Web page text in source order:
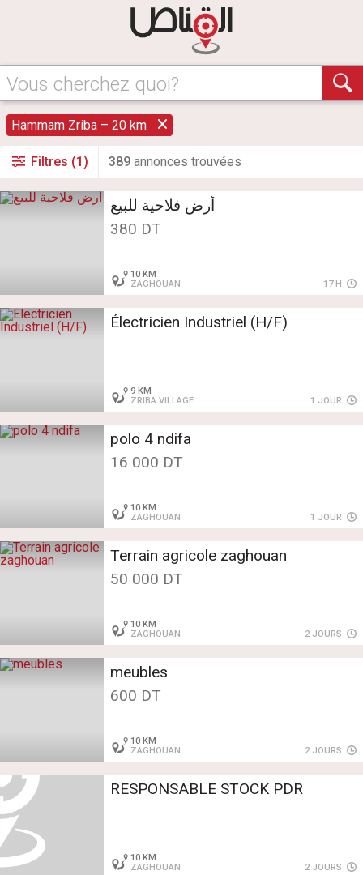
Vous cherchez quoi?
Hammam Zriba – 20 km
Filtres (1) 389 annonces trouvées
أرض فلاحية للبيع
380 DT
10 KM
ZAGHOUAN
17 H
Électricien Industriel (H/F)
9 KM
ZRIBA VILLAGE
1 JOUR
polo 4 ndifa
16 000 DT
10 KM
ZAGHOUAN
1 JOUR
Terrain agricole zaghouan
50 000 DT
10 KM
ZAGHOUAN
2 JOURS
meubles
600 DT
10 KM
ZAGHOUAN
2 JOURS
RESPONSABLE STOCK PDR
10 KM
ZAGHOUAN
2 JOURS